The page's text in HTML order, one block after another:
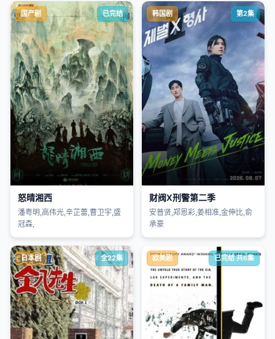
国产剧 已完结
怒晴湘西
潘粤明,高伟光,辛芷蕾,曹卫宇,盛
冠森,
韩国剧 第2集
财阀X刑警第二季
安普贤,郑恩彩,姜相准,金伸比,俞
承豪
日本剧 全22集 欧美剧 已完结 共6集